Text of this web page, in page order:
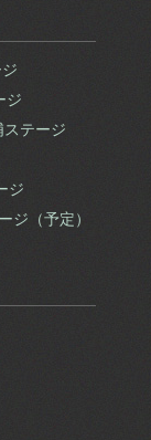
ジ
テージ
ジ
ジ（予定）